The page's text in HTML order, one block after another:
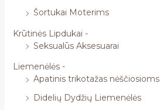
Šortukai Moterims
Krūtinės Lipdukai -
Seksualūs Aksesuarai
Liemenėlės -
Apatinis trikotažas nėščiosioms
Didelių Dydžių Liemenėlės